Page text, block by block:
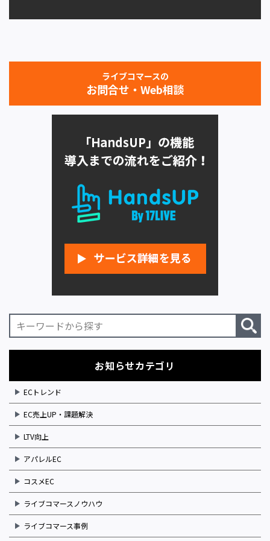
ライブコマースの
お問合せ・Web相談
お知らせカテゴリ
ECトレンド
EC売上UP・課題解決
LTV向上
アパレルEC
コスメEC
ライブコマースノウハウ
ライブコマース事例